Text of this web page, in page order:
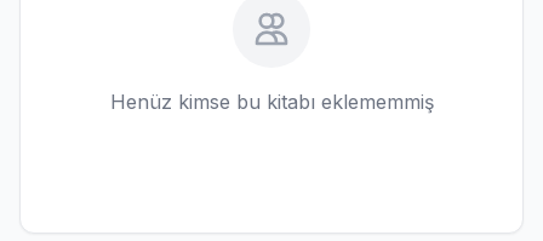
Henüz kimse bu kitabı eklememmiş